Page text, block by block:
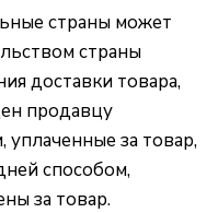
страны может
страны
доставки товара,
продавцу
за товар,
способом,
за товар.